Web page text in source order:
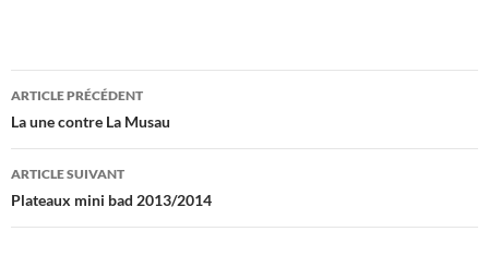
Navigation
des
articles
ARTICLE PRÉCÉDENT
La une contre La Musau
ARTICLE SUIVANT
Plateaux mini bad 2013/2014